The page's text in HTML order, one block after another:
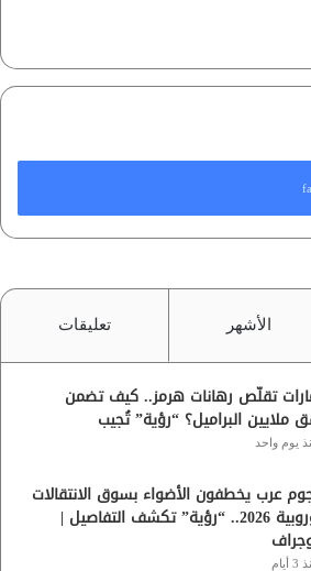
الأشهر تعليقات
تقلّص رهانات هرمز.. كيف تضمن
ملايين البراميل؟ “رؤية” تُجيب
يوم واحد
عرب يخطفون الأضواء بسوق الانتقالات
الأوروبية 2026.. “رؤية” تكشف التفاصيل |